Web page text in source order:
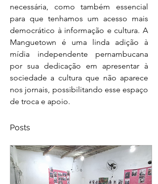
necessária, como também essencial
para que tenhamos um acesso mais
democrático à informação e cultura. A
Manguetown é uma linda adição à
mídia independente pernambucana
por sua dedicação em apresentar à
sociedade a cultura que não aparece
nos jornais, possibilitando esse espaço
de troca e apoio.
Posts